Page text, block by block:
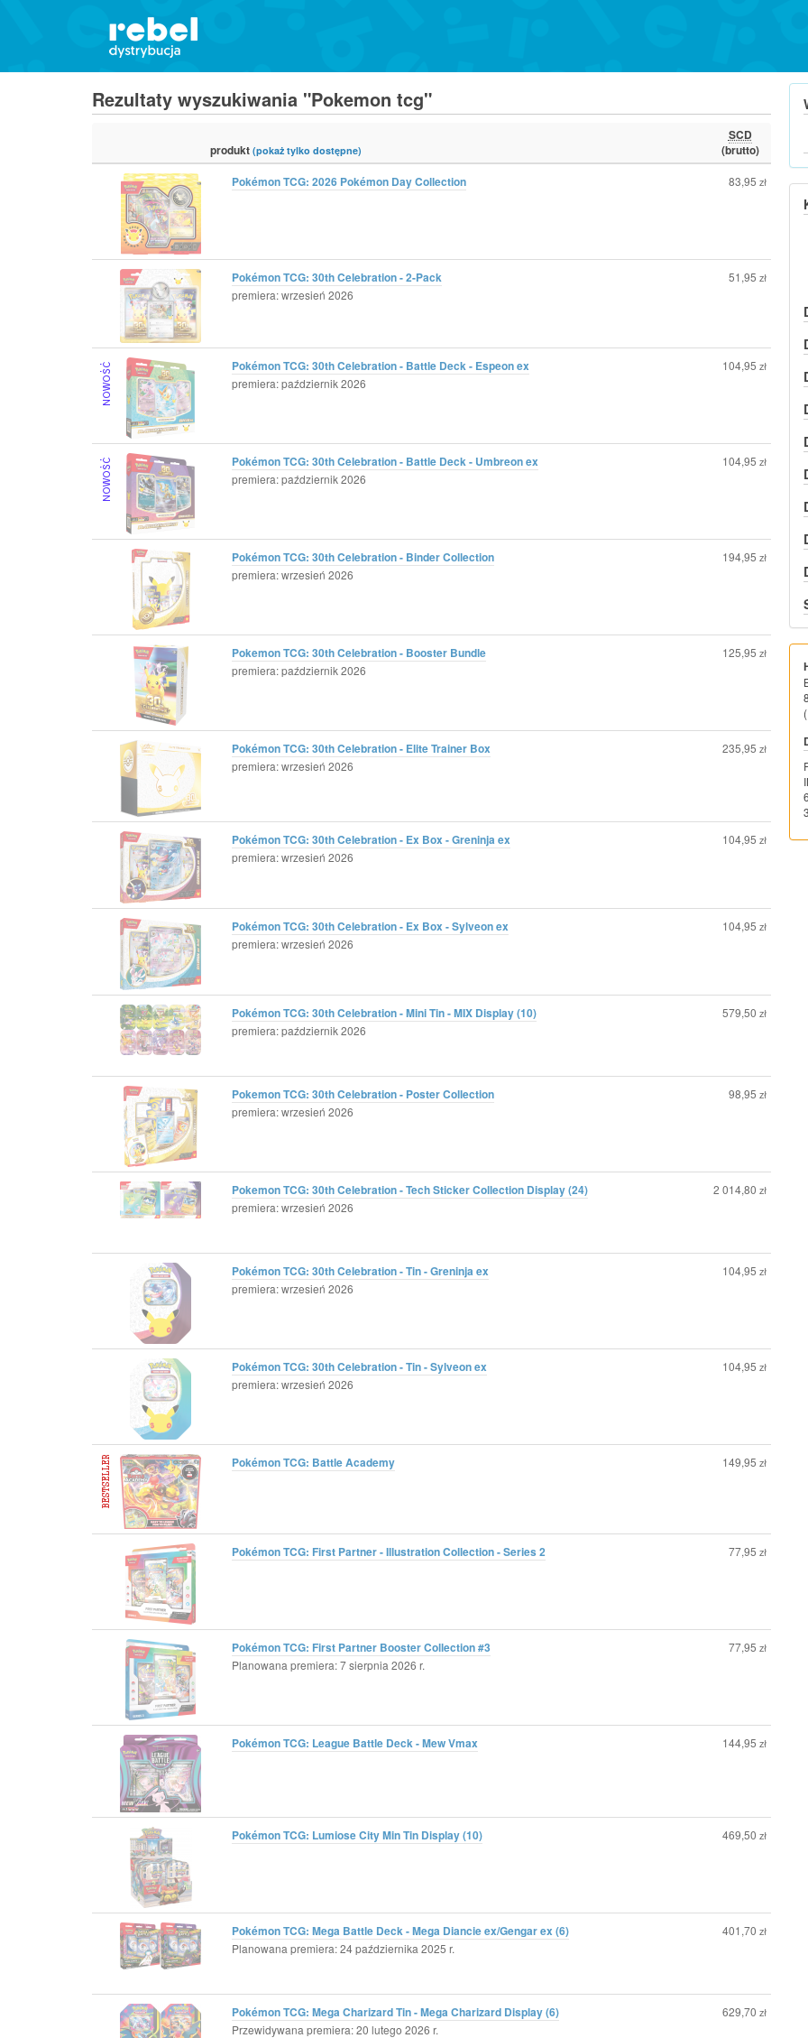
Rezultaty wyszukiwania "Pokemon tcg"
produkt (pokaż tylko dostępne)
SCD
(brutto)
Pokémon TCG: 2026 Pokémon Day Collection
83,95 zł
Pokémon TCG: 30th Celebration - 2-Pack
premiera: wrzesień 2026
51,95 zł
Pokémon TCG: 30th Celebration - Battle Deck - Espeon ex
premiera: październik 2026
104,95 zł
Pokémon TCG: 30th Celebration - Battle Deck - Umbreon ex
premiera: październik 2026
104,95 zł
Pokémon TCG: 30th Celebration - Binder Collection
premiera: wrzesień 2026
194,95 zł
Pokemon TCG: 30th Celebration - Booster Bundle
premiera: październik 2026
125,95 zł
Pokémon TCG: 30th Celebration - Elite Trainer Box
premiera: wrzesień 2026
235,95 zł
Pokémon TCG: 30th Celebration - Ex Box - Greninja ex
premiera: wrzesień 2026
104,95 zł
Pokémon TCG: 30th Celebration - Ex Box - Sylveon ex
premiera: wrzesień 2026
104,95 zł
Pokémon TCG: 30th Celebration - Mini Tin - MIX Display (10)
premiera: październik 2026
579,50 zł
Pokemon TCG: 30th Celebration - Poster Collection
premiera: wrzesień 2026
98,95 zł
Pokemon TCG: 30th Celebration - Tech Sticker Collection Display (24)
premiera: wrzesień 2026
2 014,80 zł
Pokémon TCG: 30th Celebration - Tin - Greninja ex
premiera: wrzesień 2026
104,95 zł
Pokémon TCG: 30th Celebration - Tin - Sylveon ex
premiera: wrzesień 2026
104,95 zł
Pokémon TCG: Battle Academy 149,95 zł
Pokémon TCG: First Partner - Illustration Collection - Series 2 77,95 zł
Pokémon TCG: First Partner Booster Collection #3
Planowana premiera: 7 sierpnia 2026 r.
77,95 zł
Pokémon TCG: League Battle Deck - Mew Vmax 144,95 zł
Pokémon TCG: Lumiose City Min Tin Display (10) 469,50 zł
Pokémon TCG: Mega Battle Deck - Mega Diancie ex/Gengar ex (6)
Planowana premiera: 24 października 2025 r.
401,70 zł
Pokémon TCG: Mega Charizard Tin - Mega Charizard Display (6)
Przewidywana premiera: 20 lutego 2026 r.
629,70 zł
(